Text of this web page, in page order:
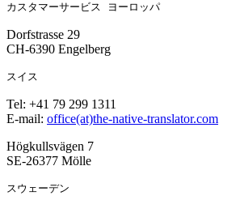
カスタマーサービス ヨーロッパ
Dorfstrasse 29
CH-6390 Engelberg
スイス
Tel: +41 79 299 1311
E-mail: office(at)the-native-translator.com
Högkullsvägen 7
SE-26377 Mölle
スウェーデン